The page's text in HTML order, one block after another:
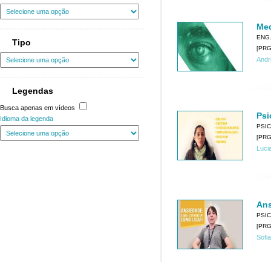
Tipo
Legendas
Busca apenas em vídeos
Idioma da legenda